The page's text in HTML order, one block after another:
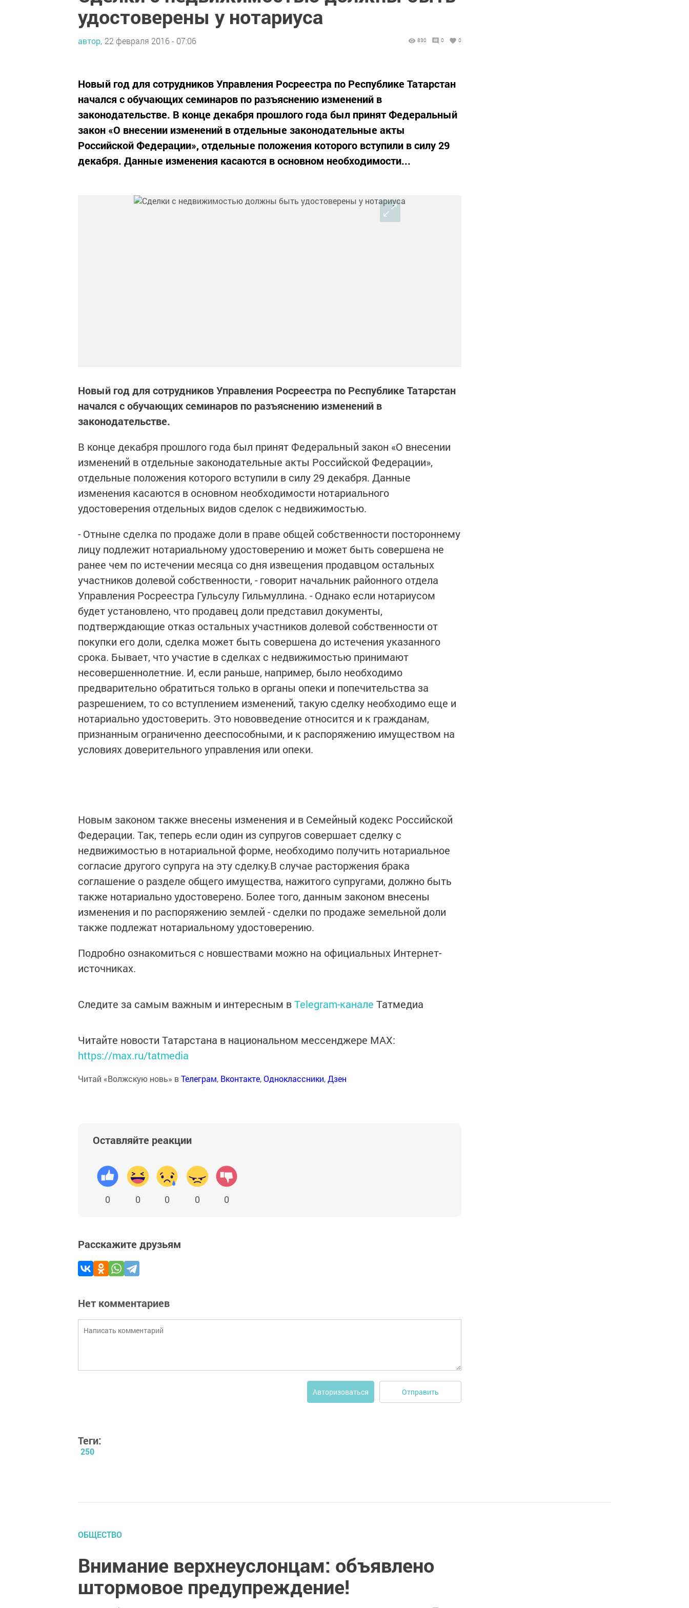
удостоверены у нотариуса
автор, 22 февраля 2016 - 07:06 830 0 0
Новый год для сотрудников Управления Росреестра по Республике Татарстан
начался с обучающих семинаров по разъяснению изменений в
законодательстве. В конце декабря прошлого года был принят Федеральный
закон «О внесении изменений в отдельные законодательные акты
Российской Федерации», отдельные положения которого вступили в силу 29
декабря. Данные изменения касаются в основном необходимости...
Новый год для сотрудников Управления Росреестра по Республике Татарстан
начался с обучающих семинаров по разъяснению изменений в
законодательстве.
В конце декабря прошлого года был принят Федеральный закон «О внесении
изменений в отдельные законодательные акты Российской Федерации»,
отдельные положения которого вступили в силу 29 декабря. Данные
изменения касаются в основном необходимости нотариального
удостоверения отдельных видов сделок с недвижимостью.
- Отныне сделка по продаже доли в праве общей собственности постороннему
лицу подлежит нотариальному удостоверению и может быть совершена не
ранее чем по истечении месяца со дня извещения продавцом остальных
участников долевой собственности, - говорит начальник районного отдела
Управления Росреестра Гульсулу Гильмуллина. - Однако если нотариусом
будет установлено, что продавец доли представил документы,
подтверждающие отказ остальных участников долевой собственности от
покупки его доли, сделка может быть совершена до истечения указанного
срока. Бывает, что участие в сделках с недвижимостью принимают
несовершеннолетние. И, если раньше, например, было необходимо
предварительно обратиться только в органы опеки и попечительства за
разрешением, то со вступлением изменений, такую сделку необходимо еще и
нотариально удостоверить. Это нововведение относится и к гражданам,
признанным ограниченно дееспособными, и к распоряжению имуществом на
условиях доверительного управления или опеки.
Новым законом также внесены изменения и в Семейный кодекс Российской
Федерации. Так, теперь если один из супругов совершает сделку с
недвижимостью в нотариальной форме, необходимо получить нотариальное
согласие другого супруга на эту сделку.В случае расторжения брака
соглашение о разделе общего имущества, нажитого супругами, должно быть
также нотариально удостоверено. Более того, данным законом внесены
изменения и по распоряжению землей - сделки по продаже земельной доли
также подлежат нотариальному удостоверению.
Подробно ознакомиться с новшествами можно на официальных Интернет-
источниках.
Следите за самым важным и интересным вTelegram-канале Татмедиа
Читайте новости Татарстана в национальном мессенджере MАХ:
https://max.ru/tatmedia
Читай «Волжскую новь» вТелеграм, Вконтакте,Одноклассники,Дзен
Оставляйте реакции
0 0 0 0 0
Расскажите друзьям
Нет комментариев
Авторизоваться Отправить
Теги:
250
ОБЩЕСТВО
Внимание верхнеуслонцам: объявлено
штормовое предупреждение!